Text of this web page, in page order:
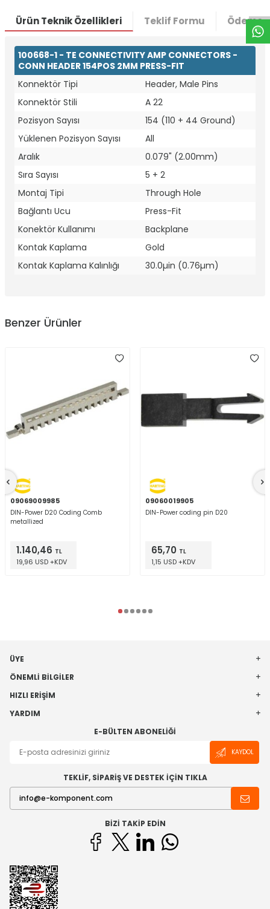
Ürün Teknik Özellikleri Teklif Formu Ödeme
100668-1 - TE CONNECTIVITY AMP CONNECTORS -
CONN HEADER 154POS 2MM PRESS-FIT
Konnektör Tipi
Header, Male Pins
Konnektör Stili
A 22
Pozisyon Sayısı
154 (110 + 44 Ground)
Yüklenen Pozisyon Sayısı
All
Aralık
0.079" (2.00mm)
Sıra Sayısı
5 + 2
Montaj Tipi
Through Hole
Bağlantı Ucu
Press-Fit
Konektör Kullanımı
Backplane
Kontak Kaplama
Gold
Kontak Kaplama Kalınlığı
30.0µin (0.76µm)
Benzer Ürünler
09069009985
DIN-Power D20 Coding Comb
metallized
1.140,46 TL
19,96 USD +KDV
09060019905
DIN-Power coding pin D20
65,70 TL
1,15 USD +KDV
ÜYE
ÖNEMLI BILGILER
HIZLI ERIŞIM
YARDIM
E-BÜLTEN ABONELIĞI
KAYDOL
TEKLİF, SİPARİŞ VE DESTEK İÇİN TIKLA
BIZI TAKIP EDIN